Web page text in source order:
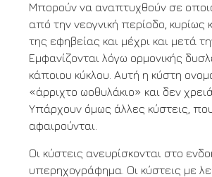
Μπορούν να αναπτυχθούν σε
από την νεογνική περίοδο, κυρίως
της εφηβείας και μέχρι και μετά
Εμφανίζονται λόγω ορμονικής
κάποιου κύκλου. Αυτή η κύστη
«άρριχτο ωοθυλάκιο» και δεν
Υπάρχουν όμως άλλες κύστεις,
αφαιρούνται.
Οι κύστεις ανευρίσκονται στο
υπερηχογράφημα. Οι κύστεις με